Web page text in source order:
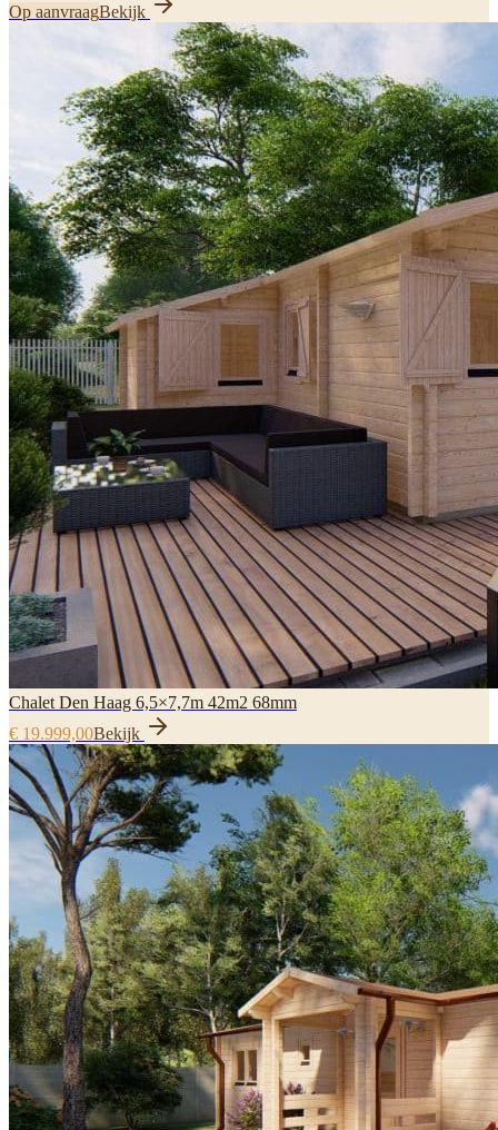
Op aanvraagBekijk
Chalet Den Haag 6,5×7,7m 42m2 68mm
€ 19.999,00Bekijk